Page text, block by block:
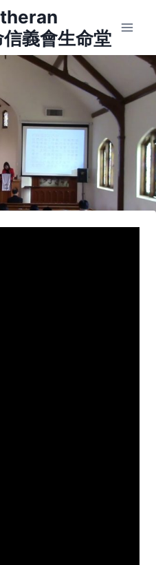
義會生命堂